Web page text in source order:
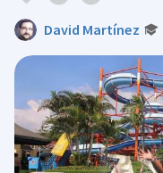
David Martínez